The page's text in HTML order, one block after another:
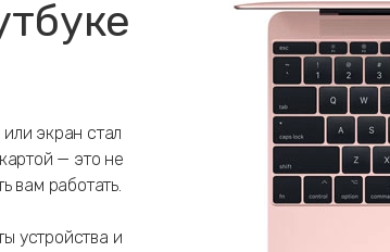
экран стал
— это не
вам работать.
устройства и